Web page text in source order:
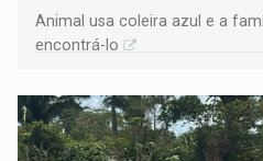
Animal usa coleira azul e a
encontrá-lo